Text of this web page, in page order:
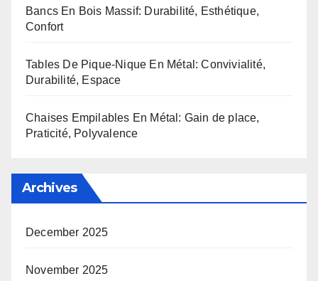
Bancs En Bois Massif: Durabilité, Esthétique,
Confort
Tables De Pique-Nique En Métal: Convivialité,
Durabilité, Espace
Chaises Empilables En Métal: Gain de place,
Praticité, Polyvalence
Archives
December 2025
November 2025